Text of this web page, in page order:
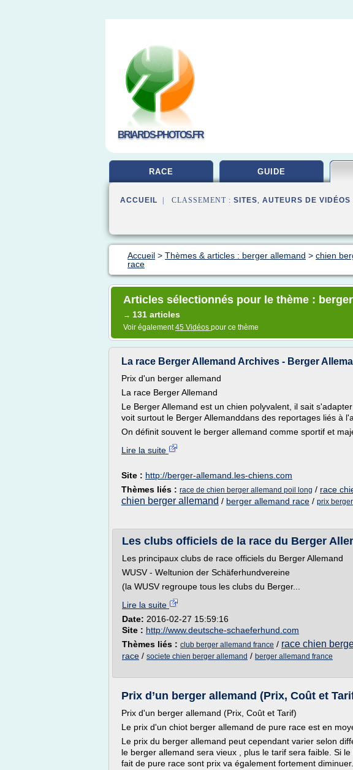
BRIARDS-PHOTOS.FR
RACE GUIDE
ACCUEIL | CLASSEMENT : SITES, AUTEURS DE VIDÉOS
Accueil > Thèmes & articles : berger allemand > chien
race
Articles sélectionnés pour le thème :
→ 131 articles
Voir également45 Vidéos pour ce thème
La race Berger Allemand Archives - Berger
Prix d'un berger allemand
La race Berger Allemand
Le Berger Allemand est un chien polyvalent, il sait
voit surtout le Berger Allemanddans des reportages liés à
On définit souvent le berger allemand comme sportif et
Lire la suite
Site : http://berger-allemand.les-chiens.com
Thèmes liés : race de chien berger allemand poil long / race
chien berger allemand / berger allemand race / prix
Les clubs officiels de la race du Berger
Les principaux clubs de race officiels du Berger Allemand
WUSV - Weltunion der Schäferhundvereine
(la WUSV regroupe tous les clubs du Berger...
Lire la suite
Date: 2016-02-27 15:59:16
Site : http://www.deutsche-schaeferhund.com
Thèmes liés : club berger allemand france / race chien
race / societe chien berger allemand / berger allemand france
Prix d’un berger allemand (Prix, Coût et
Prix d'un berger allemand (Prix, Coût et Tarif)
Le prix d'un chiot berger allemand de pure race est en
Le prix du berger allemand peut cependant varier selon
le berger allemand sera vieux , plus le tarif sera faible. Si
fait de pure race sont prix va également fortement